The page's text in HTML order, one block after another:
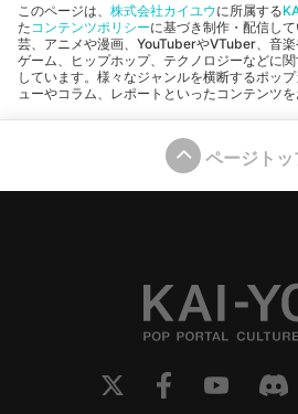
このページは、 株式会社カイユウに所属する
た コンテンツポリシーに基づき制作・配信し
芸、アニメや漫画、YouTuberやVTuber、音楽
ゲーム、ヒップホップ、テクノロジーなどに
しています。様々なジャンルを横断するポッ
ューやコラム、レポートといったコンテンツを
ページトッ